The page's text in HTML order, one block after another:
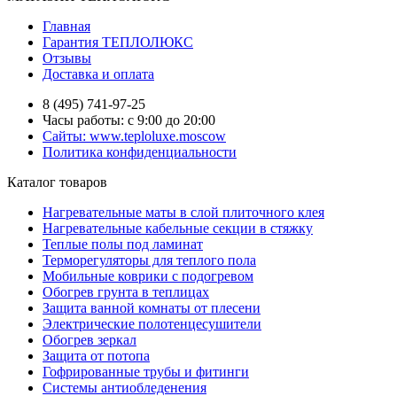
Главная
Гарантия ТЕПЛОЛЮКС
Отзывы
Доставка и оплата
8 (495) 741-97-25
Часы работы: с 9:00 до 20:00
Сайты: www.teploluxe.moscow
Политика конфиденциальности
Каталог товаров
Нагревательные маты в слой плиточного клея
Нагревательные кабельные секции в стяжку
Теплые полы под ламинат
Терморегуляторы для теплого пола
Мобильные коврики с подогревом
Обогрев грунта в теплицах
Защита ванной комнаты от плесени
Электрические полотенцесушители
Обогрев зеркал
Защита от потопа
Гофрированные трубы и фитинги
Системы антиобледенения